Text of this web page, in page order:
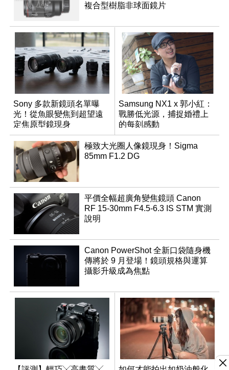
複合型樹脂非球面鏡片
Sony 多款新鏡頭名單曝
光！從魚眼變焦到超望遠
定焦原型鏡現身
Samsung NX1 x 郭小紅：
戰勝低光源，捕捉婚禮上
的每刻感動
極致大光圈人像鏡現身！Sigma
85mm F1.2 DG
平價全幅超廣角變焦鏡頭 Canon
RF 15-30mm F4.5-6.3 IS STM 實測
說明
Canon PowerShot 全新口袋隨身機
傳將於 9 月登場！鏡頭規格與運算
攝影升級成為焦點